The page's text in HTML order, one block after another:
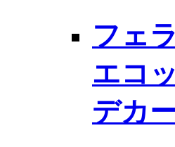
フェ
エコ
デカ